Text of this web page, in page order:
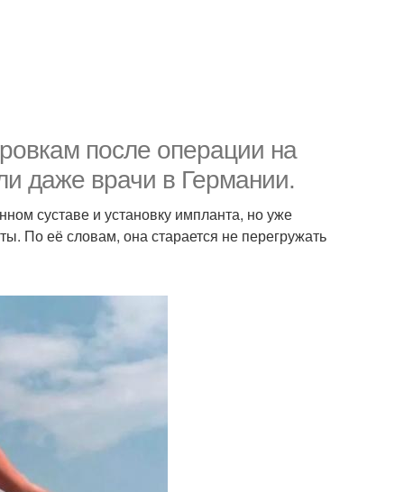
после операции на
даже врачи в Германии.
суставе и установку импланта, но уже
По её словам, она старается не перегружать